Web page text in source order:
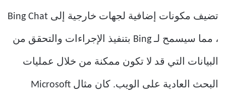
تضيف مكونات إضافية لجهات خارجية إلى Bing Chat
، مما سيسمح لـ Bing بتنفيذ الإجراءات والتحقق من
البيانات التي قد لا تكون ممكنة من خلال عمليات
البحث العادية على الويب. كان مثال Microsoft